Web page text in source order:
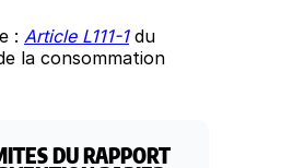
: Article L111-1du
la consommation
DU RAPPORT